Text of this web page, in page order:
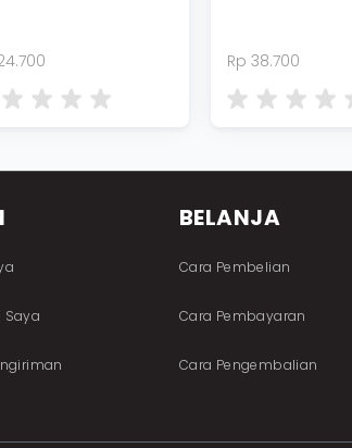
Rp 38.700
Saya
BELANJA
Cara Pembelian
Cara Pembayaran
Cara Pengembalian